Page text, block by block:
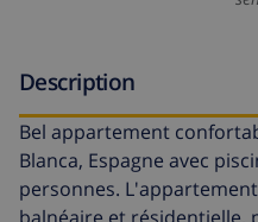
Description
Bel appartement
Blanca, Espagne avec
personnes.